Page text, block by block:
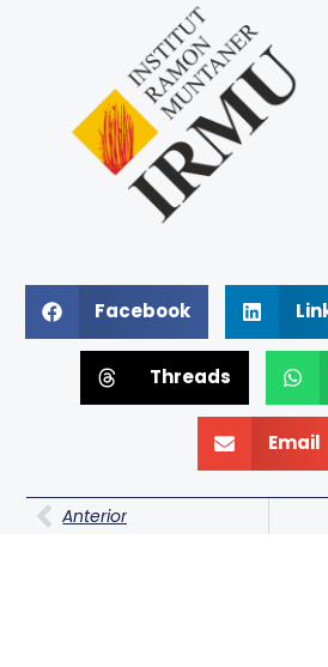
Facebook
Threads
Email
Prev
Anterior